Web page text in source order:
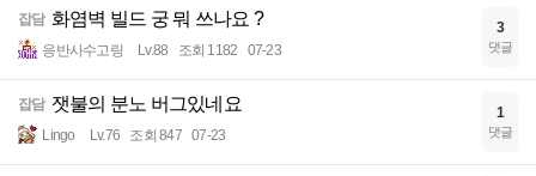
잡담 화염벽 빌드 궁 뭐 쓰나요 ?
응반사수고링 Lv.88 조회 1182 07-23
3
댓글
잡담 잿불의 분노 버그있네요
Lingo Lv.76 조회 847 07-23
1
댓글